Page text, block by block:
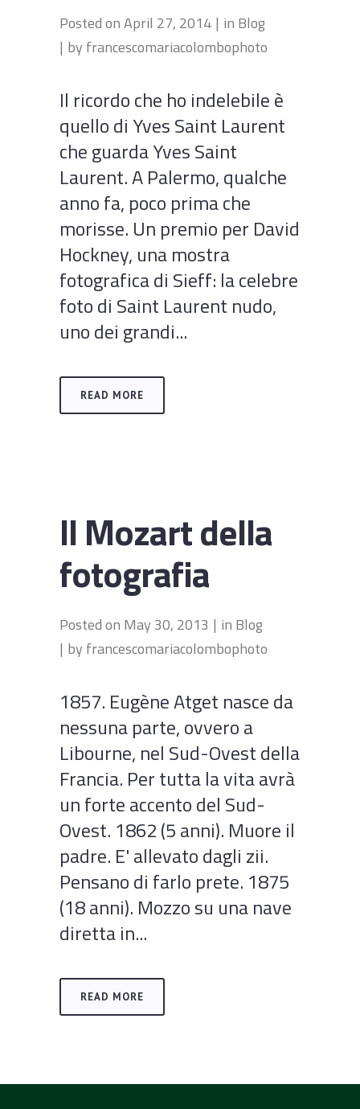
Posted onApril 27, 2014 in Blog
by francescomariacolombophoto
Il ricordo che ho indelebile è
quello di Yves Saint Laurent
che guarda Yves Saint
Laurent. A Palermo, qualche
anno fa, poco prima che
morisse. Un premio per David
Hockney, una mostra
fotografica di Sieff: la celebre
foto di Saint Laurent nudo,
uno dei grandi...
READ MORE
Il Mozart della
fotografia
Posted on May 30, 2013 in Blog
by francescomariacolombophoto
1857. Eugène Atget nasce da
nessuna parte, ovvero a
Libourne, nel Sud-Ovest della
Francia. Per tutta la vita avrà
un forte accento del Sud-
Ovest. 1862 (5 anni). Muore il
padre. E' allevato dagli zii.
Pensano di farlo prete. 1875
(18 anni). Mozzo su una nave
diretta in...
READ MORE